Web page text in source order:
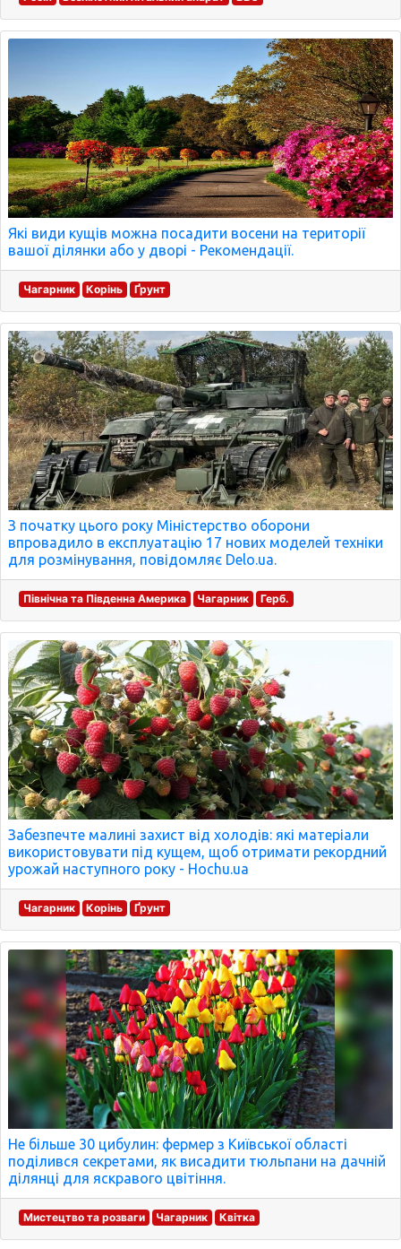
Які види кущів можна посадити восени на території
вашої ділянки або у дворі - Рекомендації.
Чагарник Корінь Ґрунт
З початку цього року Міністерство оборони
впровадило в експлуатацію 17 нових моделей техніки
для розмінування, повідомляє Delo.ua.
Північна та Південна Америка Чагарник Герб.
Забезпечте малині захист від холодів: які матеріали
використовувати під кущем, щоб отримати рекордний
урожай наступного року - Hochu.ua
Чагарник Корінь Ґрунт
Не більше 30 цибулин: фермер з Київської області
поділився секретами, як висадити тюльпани на дачній
ділянці для яскравого цвітіння.
Мистецтво та розваги Чагарник Квітка